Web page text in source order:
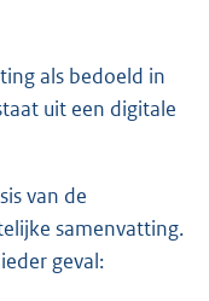
als bedoeld in
uit een digitale
van de
samenvatting.
geval: